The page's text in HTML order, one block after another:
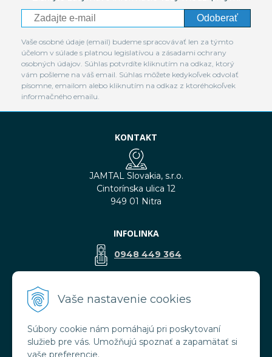
Vaše nastavenie cookies
Súbory cookie nám pomáhajú pri poskytovaní
služieb pre vás. Umožňujú spoznať a zapamätať si
vaše preferencie.
Odoberať
Vaše osobné údaje (email) budeme spracovávať len za týmto
účelom v súlade s platnou legislatívou a zásadami ochrany
osobných údajov. Súhlas potvrdíte kliknutím na odkaz, ktorý
vám pošleme na váš email. Súhlas môžete kedykoľvek odvolať
písomne, emailom alebo kliknutím na odkaz z ktoréhokoľvek
informačného emailu.
KONTAKT
JAMTAL Slovakia, s.r.o.
Cintorínska ulica 12
949 01 Nitra
INFOLINKA
0948 449 364
VŠETKO O NÁKUPE
Obchodné podmienky